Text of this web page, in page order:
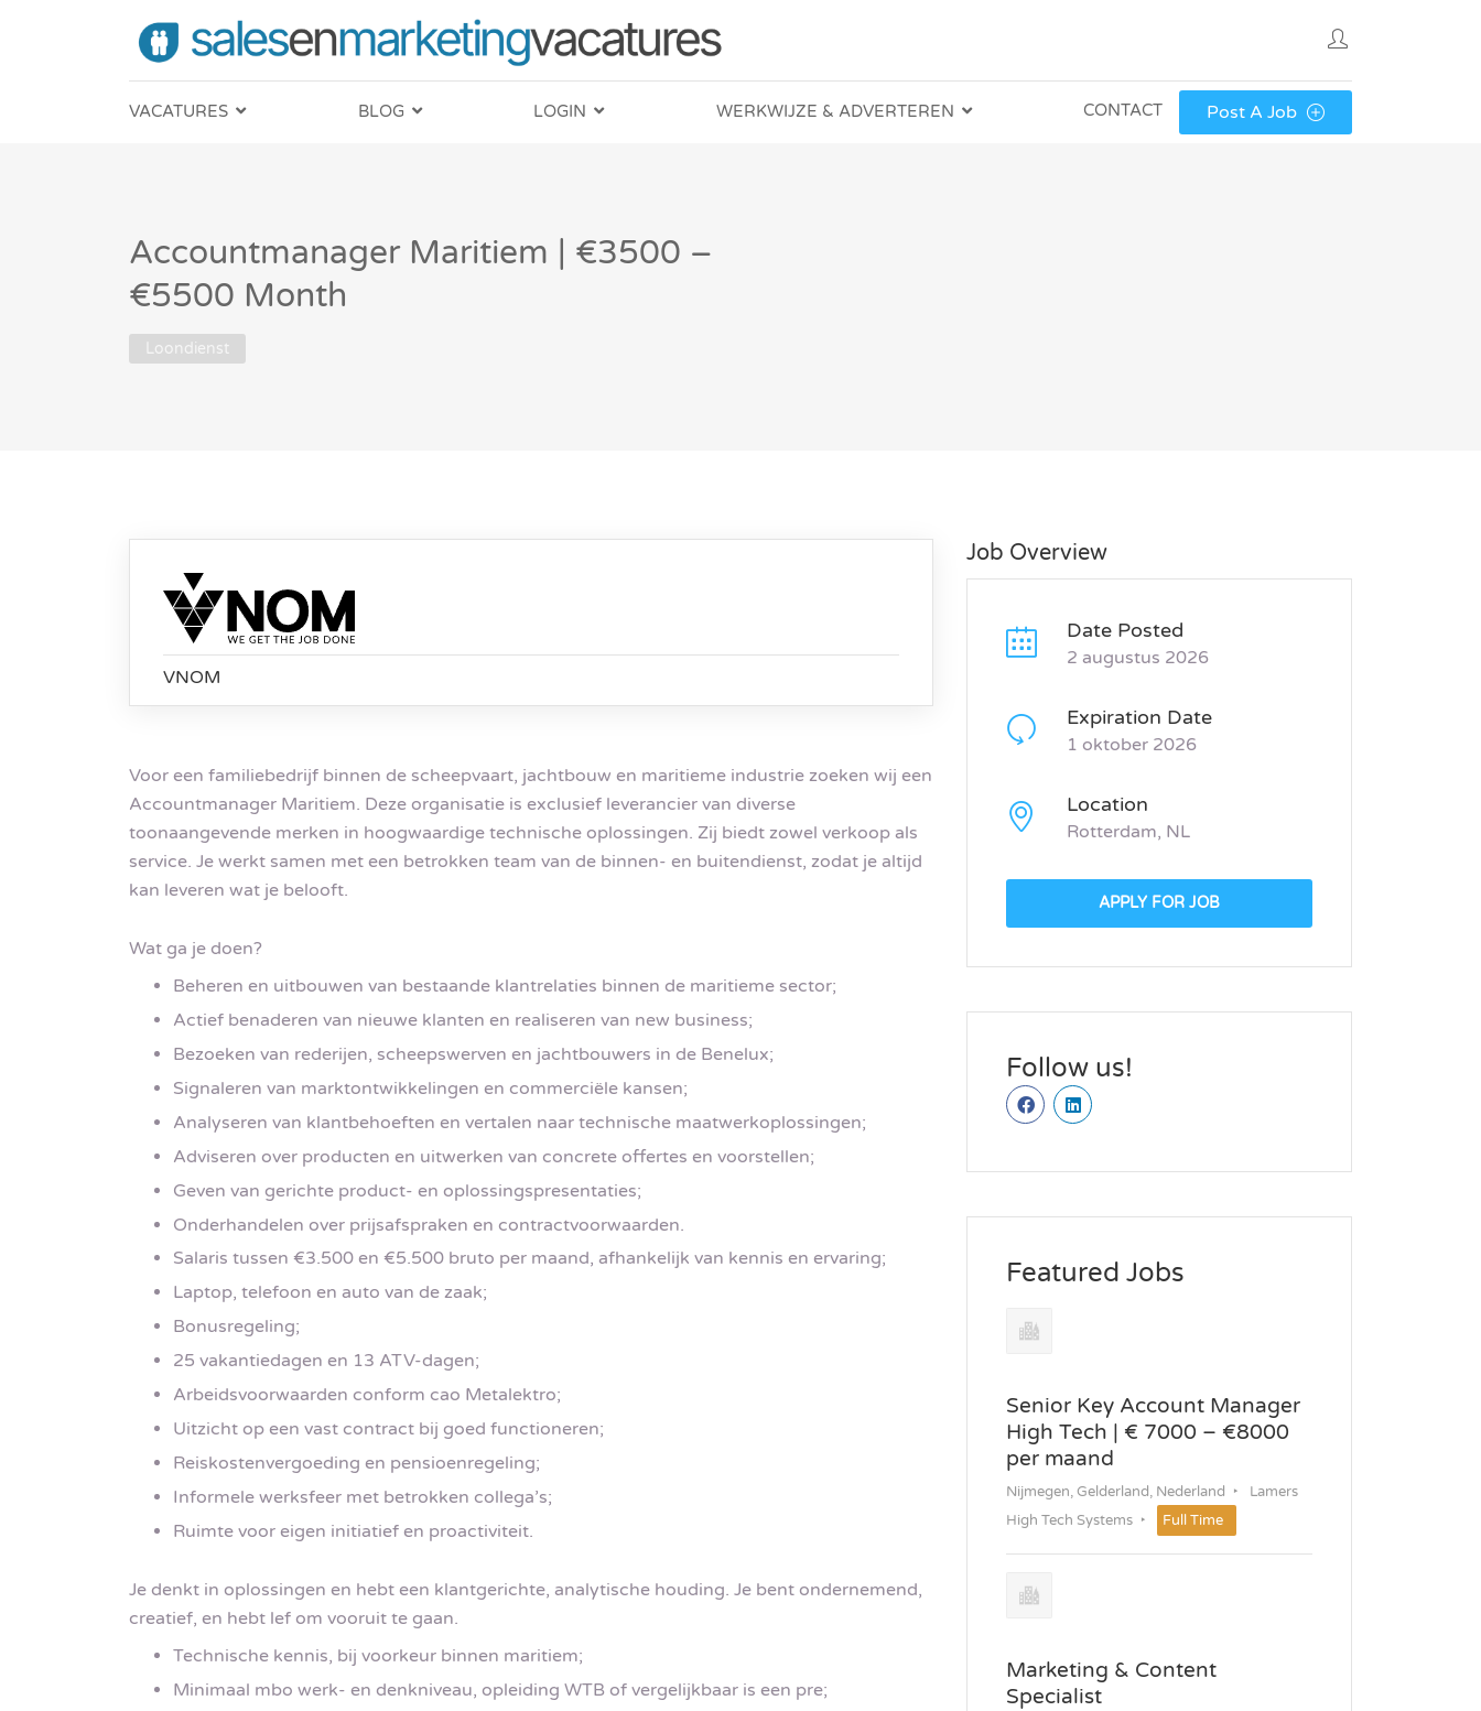
VACATURES BLOG LOGIN WERKWIJZE & ADVERTEREN CONTACT Post A Job
Accountmanager Maritiem | €3500 –
€5500 Month
Loondienst
VNOM
Voor een familiebedrijf binnen de scheepvaart, jachtbouw en maritieme industrie zoeken wij een
Accountmanager Maritiem. Deze organisatie is exclusief leverancier van diverse
toonaangevende merken in hoogwaardige technische oplossingen. Zij biedt zowel verkoop als
service. Je werkt samen met een betrokken team van de binnen- en buitendienst, zodat je altijd
kan leveren wat je belooft.
Wat ga je doen?
Beheren en uitbouwen van bestaande klantrelaties binnen de maritieme sector;
Actief benaderen van nieuwe klanten en realiseren van new business;
Bezoeken van rederijen, scheepswerven en jachtbouwers in de Benelux;
Signaleren van marktontwikkelingen en commerciële kansen;
Analyseren van klantbehoeften en vertalen naar technische maatwerkoplossingen;
Adviseren over producten en uitwerken van concrete offertes en voorstellen;
Geven van gerichte product- en oplossingspresentaties;
Onderhandelen over prijsafspraken en contractvoorwaarden.
Salaris tussen €3.500 en €5.500 bruto per maand, afhankelijk van kennis en ervaring;
Laptop, telefoon en auto van de zaak;
Bonusregeling;
25 vakantiedagen en 13 ATV-dagen;
Arbeidsvoorwaarden conform cao Metalektro;
Uitzicht op een vast contract bij goed functioneren;
Reiskostenvergoeding en pensioenregeling;
Informele werksfeer met betrokken collega’s;
Ruimte voor eigen initiatief en proactiviteit.
Je denkt in oplossingen en hebt een klantgerichte, analytische houding. Je bent ondernemend,
creatief, en hebt lef om vooruit te gaan.
Technische kennis, bij voorkeur binnen maritiem;
Minimaal mbo werk- en denkniveau, opleiding WTB of vergelijkbaar is een pre;
Job Overview
Date Posted
2 augustus 2026
Expiration Date
1 oktober 2026
Location
Rotterdam, NL
APPLY FOR JOB
Follow us!
Featured Jobs
Senior Key Account Manager
High Tech | € 7000 – €8000
per maand
Nijmegen, Gelderland, Nederland
Lamers
High Tech Systems
Full Time
Marketing & Content
Specialist